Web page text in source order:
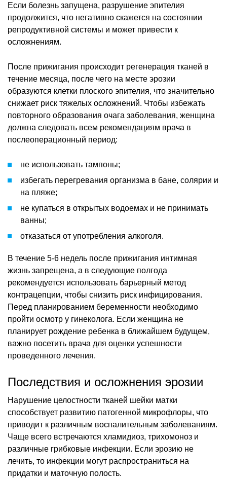
Если болезнь запущена, разрушение эпителия
продолжится, что негативно скажется на состоянии
репродуктивной системы и может привести к
осложнениям.
После прижигания происходит регенерация тканей в
течение месяца, после чего на месте эрозии
образуются клетки плоского эпителия, что значительно
снижает риск тяжелых осложнений. Чтобы избежать
повторного образования очага заболевания, женщина
должна следовать всем рекомендациям врача в
послеоперационный период:
не использовать тампоны;
избегать перегревания организма в бане, солярии и
на пляже;
не купаться в открытых водоемах и не принимать
ванны;
отказаться от употребления алкоголя.
В течение 5-6 недель после прижигания интимная
жизнь запрещена, а в следующие полгода
рекомендуется использовать барьерный метод
контрацепции, чтобы снизить риск инфицирования.
Перед планированием беременности необходимо
пройти осмотр у гинеколога. Если женщина не
планирует рождение ребенка в ближайшем будущем,
важно посетить врача для оценки успешности
проведенного лечения.
Последствия и осложнения эрозии
Нарушение целостности тканей шейки матки
способствует развитию патогенной микрофлоры, что
приводит к различным воспалительным заболеваниям.
Чаще всего встречаются хламидиоз, трихомоноз и
различные грибковые инфекции. Если эрозию не
лечить, то инфекции могут распространиться на
придатки и маточную полость.